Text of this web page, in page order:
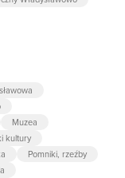
Muzea
kultury
Pomniki, rzeźby